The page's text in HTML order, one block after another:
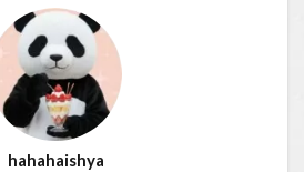
hahahaishya